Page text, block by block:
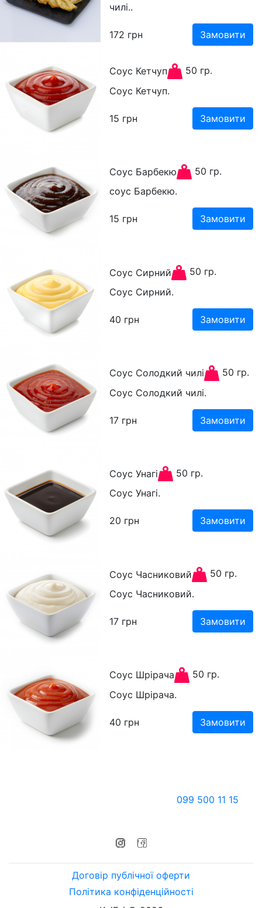
чилі..
172 грн Замовити
Соус Кетчуп
50 гр.
Соус Кетчуп.
15 грн Замовити
Соус Барбекю
50 гр.
соус Барбекю.
15 грн Замовити
Соус Сирний
50 гр.
Соус Сирний.
40 грн Замовити
Соус Солодкий чилі
50 гр.
Соус Солодкий чилі.
17грн Замовити
Соус Унагі
50 гр.
Соус Унагі.
20 грн Замовити
Соус Часниковий
50 гр.
Соус Часниковий.
17грн Замовити
Соус Шрірача
50 гр.
Соус Шрірача.
40 грн Замовити
099 500 11 15
Договір публічної оферти
Політика конфіденційності